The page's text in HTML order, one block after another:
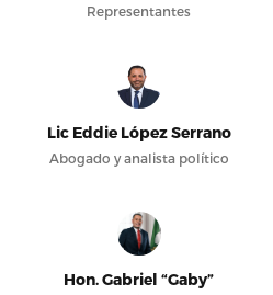
Representantes
Lic Eddie López Serrano
Abogado y analista político
Hon. Gabriel “Gaby”